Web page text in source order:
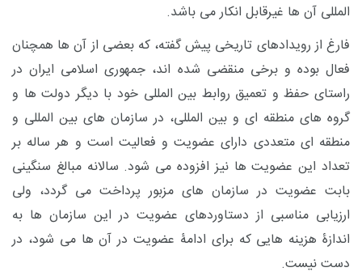
المللی آن ها غیرقابل انکار می باشد.
فارغ از رویدادهای تاریخی پیش گفته، که بعضی از آن ها همچنان
فعال بوده و برخی منقضی شده اند، جمهوری اسلامی ایران در
راستای حفظ و تعمیق روابط بین المللی خود با دیگر دولت ها و
گروه های منطقه ای و بین المللی، در سازمان های بین المللی و
منطقه ای متعددی دارای عضویت و فعالیت است و هر ساله بر
تعداد این عضویت ها نیز افزوده می شود. سالانه مبالغ سنگینی
بابت عضویت در سازمان های مزبور پرداخت می گردد، ولی
ارزیابی مناسبی از دستاوردهای عضویت در این سازمان ها به
اندازۀ هزینه هایی که برای ادامۀ عضویت در آن ها می شود، در
دست نیست.